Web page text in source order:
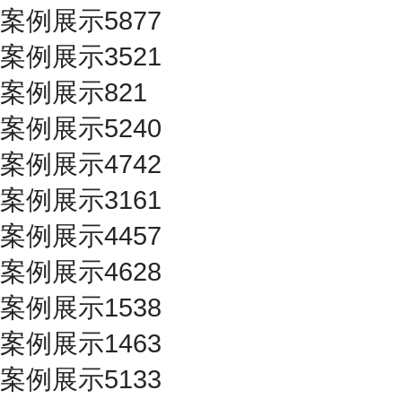
案例展示5877
案例展示3521
案例展示821
案例展示5240
案例展示4742
案例展示3161
案例展示4457
案例展示4628
案例展示1538
案例展示1463
案例展示5133